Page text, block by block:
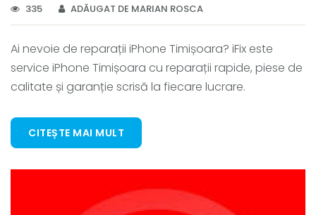
335 ADĂUGAT DE MARIAN ROSCA
Ai nevoie de reparații iPhone Timișoara? iFix este
service iPhone Timișoara cu reparații rapide, piese de
calitate și garanție scrisă la fiecare lucrare.
CITEȘTE MAI MULT